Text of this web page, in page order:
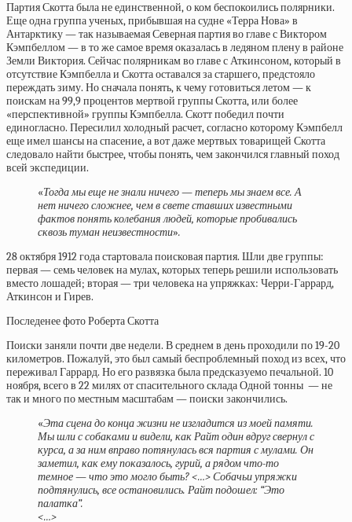
Партия Скотта была не единственной, о ком беспокоились полярники.
Еще одна группа ученых, прибывшая на судне «Терра Нова» в
Антарктику — так называемая Северная партия во главе с Виктором
Кэмпбеллом — в то же самое время оказалась в ледяном плену в районе
Земли Виктория. Сейчас полярникам во главе с Аткинсоном, который в
отсутствие Кэмпбелла и Скотта оставался за старшего, предстояло
переждать зиму. Но сначала понять, к чему готовиться летом — к
поискам на 99,9 процентов мертвой группы Скотта, или более
«перспективной» группы Кэмпбелла. Скотт победил почти
единогласно. Пересилил холодный расчет, согласно которому Кэмпбелл
еще имел шансы на спасение, а вот даже мертвых товарищей Скотта
следовало найти быстрее, чтобы понять, чем закончился главный поход
всей экспедиции.
«Тогда мы еще не знали ничего — теперь мы знаем все. А
нет ничего сложнее, чем в свете ставших известными
фактов понять колебания людей, которые пробивались
сквозь туман неизвестности».
28 октября 1912 года стартовала поисковая партия. Шли две группы:
первая — семь человек на мулах, которых теперь решили использовать
вместо лошадей; вторая — три человека на упряжках: Черри-Гаррард,
Аткинсон и Гирев.
Последенее фото Роберта Скотта
Поиски заняли почти две недели. В среднем в день проходили по 19-20
километров. Пожалуй, это был самый беспроблемный поход из всех, что
переживал Гаррард. Но его развязка была предсказуемо печальной. 10
ноября, всего в 22 милях от спасительного склада Одной тонны — не
так и много по местным масштабам — поиски закончились.
«Эта сцена до конца жизни не изгладится из моей памяти.
Мы шли с собаками и видели, как Райт один вдруг свернул с
курса, а за ним вправо потянулась вся партия с мулами. Он
заметил, как ему показалось, гурий, а рядом что-то
темное — что это могло быть? <…> Собачьи упряжки
подтянулись, все остановились. Райт подошел: “Это
палатка”.
<…>